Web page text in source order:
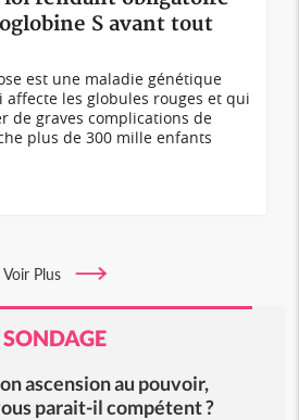
S avant tout
est une maladie génétique
les globules rouges et qui
de graves complications de
plus de 300 mille enfants
Voir Plus
SONDAGE
ascension au pouvoir,
parait-il compétent ?